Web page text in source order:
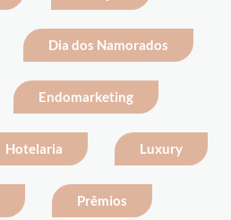
Dia dos Namorados
Endomarketing
Hotelaria Luxury
Prêmios